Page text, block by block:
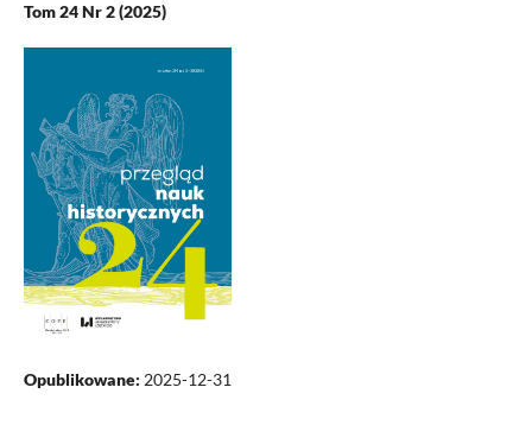
Tom 24 Nr 2 (2025)
Opublikowane: 2025-12-31